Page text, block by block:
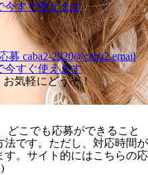
今すぐ使えます
募 caba2-2920@caba2.email
今すぐ使えます
気軽にどうぞ！
どこでも応募ができること
です。ただし、対応時間が
。サイト的にはこちらの応